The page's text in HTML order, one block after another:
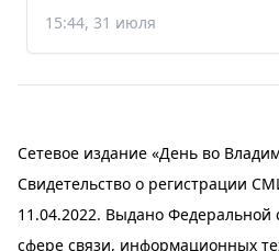
15:44, 31 июля
Сетевое издание «День во
Свидетельство о регистрации
11.04.2022. Выдано Федеральной
сфере связи, информационных